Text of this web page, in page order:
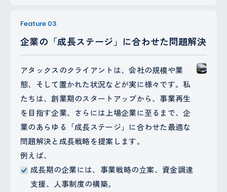
Feature 03.
企業の「成長ステージ」に合わせた問題解決
アタックスのクライアントは、会社の規模や業
態、そして置かれた状況などが実に様々です。私
たちは、創業期のスタートアップから、事業再生
を目指す企業、さらには上場企業に至るまで、企
業のあらゆる「成長ステージ」に合わせた最適な
問題解決と成長戦略を提案します。
例えば、
成長期の企業には、事業戦略の立案、資金調達
支援、人事制度の構築。